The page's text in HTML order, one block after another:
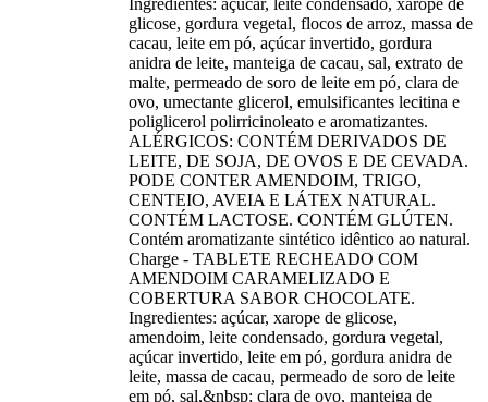
Ingredientes: açúcar, leite condensado, xarope de
glicose, gordura vegetal, flocos de arroz, massa de
cacau, leite em pó, açúcar invertido, gordura
anidra de leite, manteiga de cacau, sal, extrato de
malte, permeado de soro de leite em pó, clara de
ovo, umectante glicerol, emulsificantes lecitina e
poliglicerol polirricinoleato e aromatizantes.
ALÉRGICOS: CONTÉM DERIVADOS DE
LEITE, DE SOJA, DE OVOS E DE CEVADA.
PODE CONTER AMENDOIM, TRIGO,
CENTEIO, AVEIA E LÁTEX NATURAL.
CONTÉM LACTOSE. CONTÉM GLÚTEN.
Contém aromatizante sintético idêntico ao natural.
Charge - TABLETE RECHEADO COM
AMENDOIM CARAMELIZADO E
COBERTURA SABOR CHOCOLATE.
Ingredientes: açúcar, xarope de glicose,
amendoim, leite condensado, gordura vegetal,
açúcar invertido, leite em pó, gordura anidra de
leite, massa de cacau, permeado de soro de leite
em pó, sal,&nbsp; clara de ovo, manteiga de